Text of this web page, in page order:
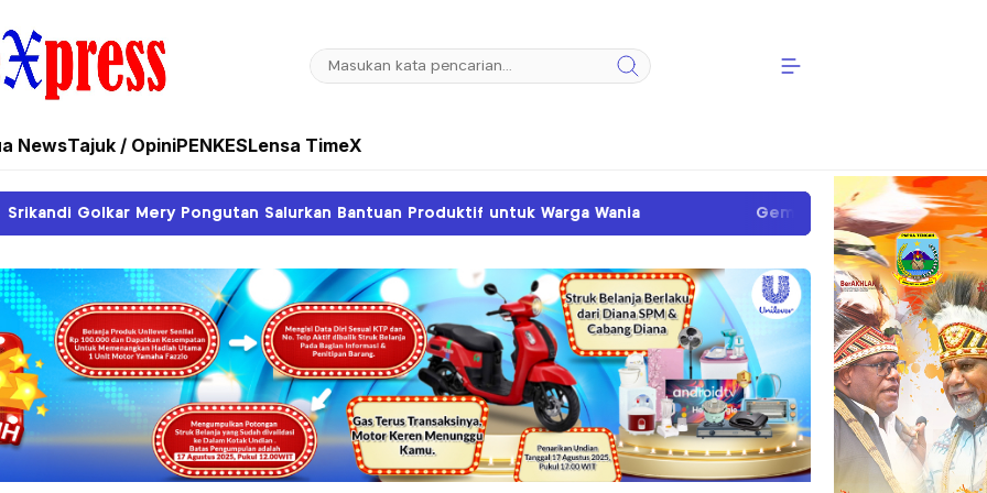
NewsTajuk / OpiniPENKESLensa TimeX
Salurkan Bantuan Produktif untuk Warga Wania Gempa Magnitudo 3,8 Guncang Timur Laut Timika,